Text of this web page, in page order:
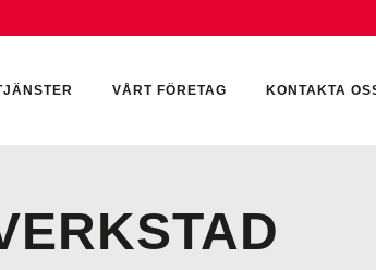
VÅRT FÖRETAG KONTAKTA